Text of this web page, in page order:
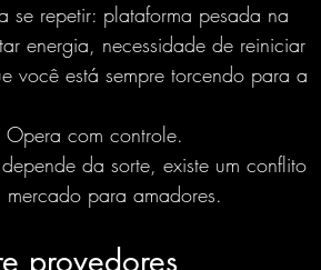
se repetir: plataforma pesada na
energia, necessidade de reiniciar
você está sempre torcendo para a
com controle.
da sorte, existe um conflito
para amadores.
provedores